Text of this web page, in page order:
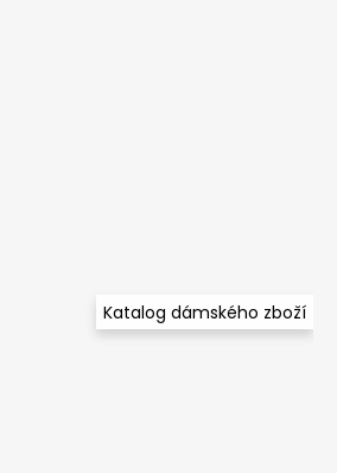
Katalog dámského zboží